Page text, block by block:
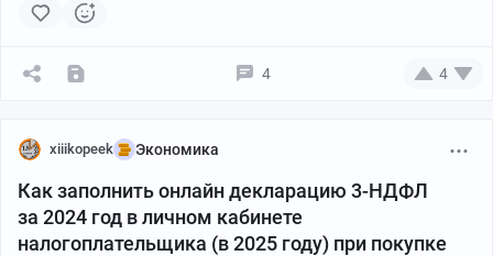
4 4
xiiikopeek Экономика
Как заполнить онлайн декларацию 3-НДФЛ
за 2024 год в личном кабинете
налогоплательщика (в 2025 году) при покупке